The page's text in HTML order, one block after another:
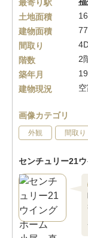
最寄り駅
土地面積
建物面積
間取り
階数
2
築年月
建物現況
画像カテゴリ
外観 間取り
センチュリー21